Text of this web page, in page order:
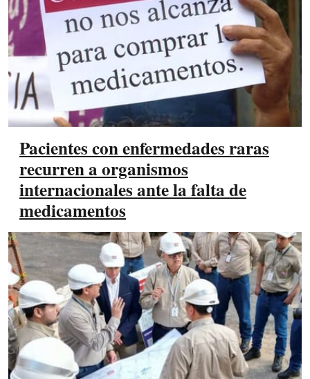
Pacientes con enfermedades raras
recurren a organismos
internacionales ante la falta de
medicamentos